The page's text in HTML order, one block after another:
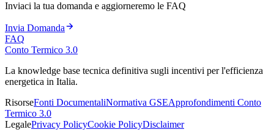
Inviaci la tua domanda e aggiorneremo le FAQ
Invia Domanda
FAQ
Conto Termico 3.0
La knowledge base tecnica definitiva sugli incentivi per l'efficienza
energetica in Italia.
RisorseFonti DocumentaliNormativa GSEApprofondimenti Conto
Termico 3.0
LegalePrivacy PolicyCookie PolicyDisclaimer